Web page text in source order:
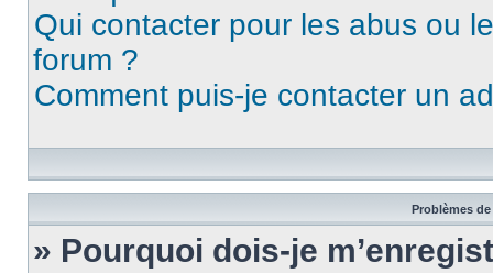
Qui contacter pour les abus ou
forum ?
Comment puis-je contacter un
Problèmes
» Pourquoi dois-je